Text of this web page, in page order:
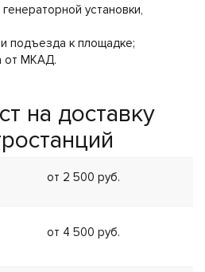
установки,
подъезда к площадке;
от МКАД.
на доставку
от 2 500 руб.
от 4 500 руб.